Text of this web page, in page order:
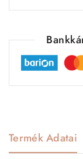
Termék Adatai